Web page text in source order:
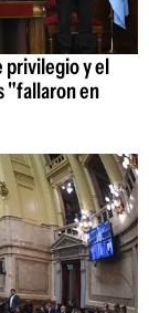
privilegio y el
"fallaron en